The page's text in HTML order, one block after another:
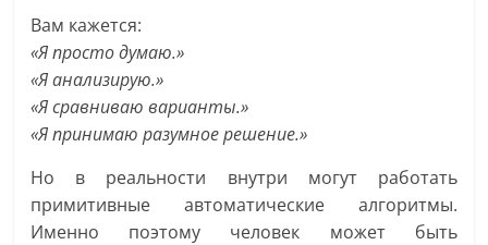
Вам кажется:
«Я просто думаю.»
«Я анализирую.»
«Я сравниваю варианты.»
«Я принимаю разумное решение.»
Но в реальности внутри могут работать
примитивные автоматические алгоритмы.
Именно поэтому человек может быть